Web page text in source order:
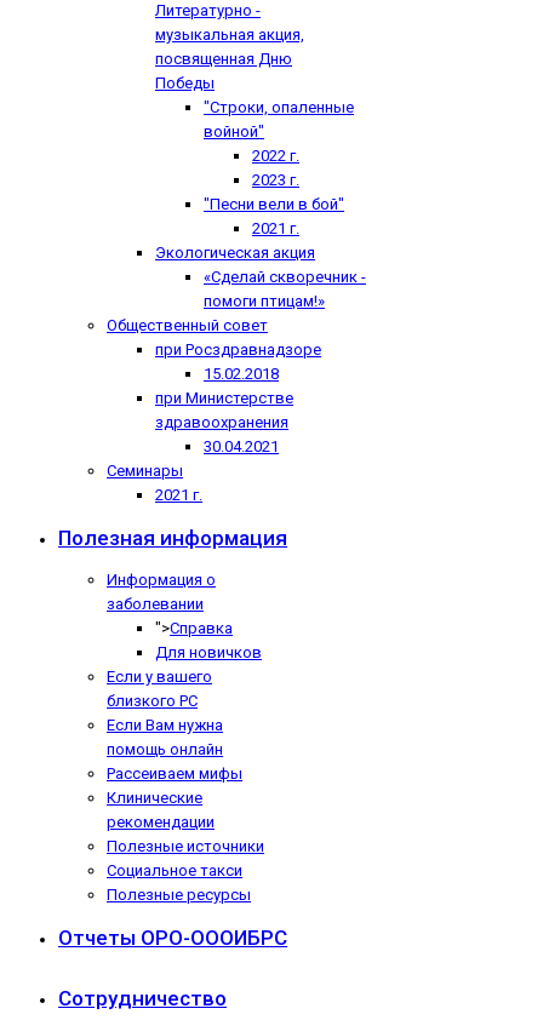
Литературно -
музыкальная акция,
посвященная Дню
Победы
"Строки, опаленные
войной"
2022 г.
2023 г.
"Песни вели в бой"
2021 г.
Экологическая акция
«Сделай скворечник -
помоги птицам!»
Общественный совет
при Росздравнадзоре
15.02.2018
при Министерстве
здравоохранения
30.04.2021
Семинары
2021 г.
Полезная информация
Информация о
заболевании
">Справка
Для новичков
Если у вашего
близкого РС
Если Вам нужна
помощь онлайн
Рассеиваем мифы
Клинические
рекомендации
Полезные источники
Социальное такси
Полезные ресурсы
Отчеты ОРО-ОООИБРС
Сотрудничество